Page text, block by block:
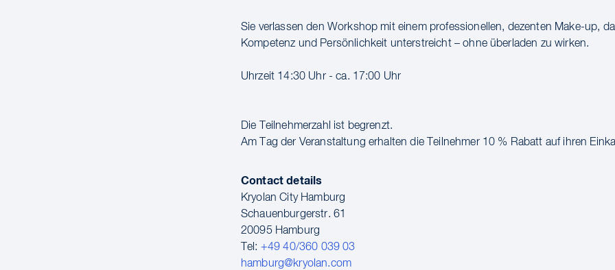
Sie verlassen den Workshop mit einem professionellen, dezenten Make-up,
Kompetenz und Persönlichkeit unterstreicht – ohne überladen zu wirken.
Uhrzeit 14:30 Uhr - ca. 17:00 Uhr
Die Teilnehmerzahl ist begrenzt.
Am Tag der Veranstaltung erhalten die Teilnehmer 10 % Rabatt auf ihren
Contact details
Kryolan City Hamburg
Schauenburgerstr. 61
20095 Hamburg
Tel: +49 40/360 039 03
hamburg@kryolan.com